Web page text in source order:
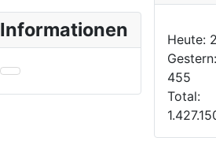
Informationen Heute:
Gestern:
455
Total: